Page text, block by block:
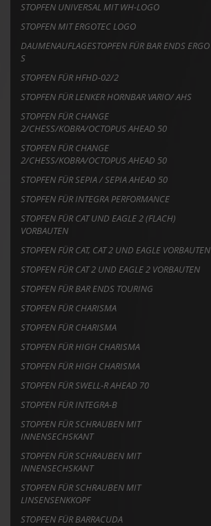
STOPFEN UNIVERSAL MIT WH-LOGO
STOPFEN MIT ERGOTEC LOGO
DAUMENAUFLAGESTOPFEN FÜR BAR ENDS ERGO
S
STOPFEN FÜR HFHD-02/2
STOPFEN FÜR LENKER HORNBAR VARIO/ AHS
STOPFEN FÜR CHANGE
2/CHESS/KOBRA/OCTOPUS AHEAD 50
STOPFEN FÜR CHANGE
2/CHESS/KOBRA/OCTOPUS AHEAD 50
STOPFEN FÜR SEPIA / SEPIA AHEAD 50
STOPFEN FÜR INTEGRA PERFORMANCE
STOPFEN FÜR CAT UND EAGLE 2 (FLACH)
VORBAUTEN
STOPFEN FÜR CAT, CAT 2 UND EAGLE VORBAUTEN
STOPFEN FÜR CAT 2 UND EAGLE 2 VORBAUTEN
STOPFEN FÜR BAR ENDS TOURING
STOPFEN FÜR CHARISMA
STOPFEN FÜR CHARISMA
STOPFEN FÜR HIGH CHARISMA
STOPFEN FÜR HIGH CHARISMA
STOPFEN FÜR SWELL-R AHEAD 70
STOPFEN FÜR INTEGRA-B
STOPFEN FÜR SCHRAUBEN MIT
INNENSECHSKANT
STOPFEN FÜR SCHRAUBEN MIT
INNENSECHSKANT
STOPFEN FÜR SCHRAUBEN MIT
LINSENSENKKOPF
STOPFEN FÜR BARRACUDA